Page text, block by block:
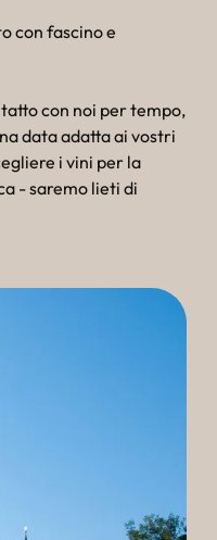
con fascino e
con noi per tempo,
data adatta ai vostri
i vini per la
- saremo lieti di